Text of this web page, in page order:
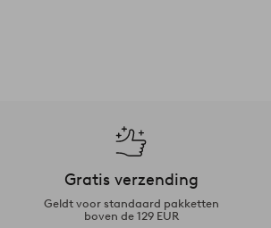
Gratis verzending
Geldt voor standaard pakketten
boven de 129 EUR